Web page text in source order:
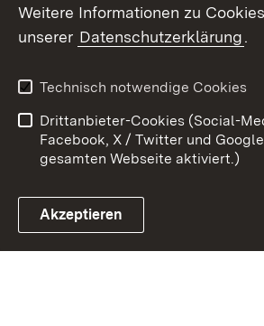
Link zum Landesportal
Kontakt
Impressum
Cookies
Weitere Informationen zu
unserer Datenschutzerklärung.
Technisch notwendige Cookies
Drittanbieter-Cookies (Social-
Facebook, X / Twitter und
gesamten Webseite aktiviert.)
Akzeptieren